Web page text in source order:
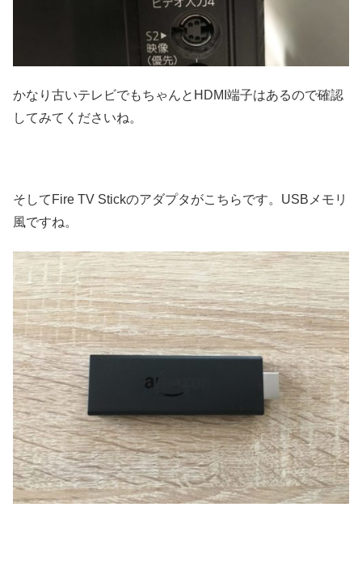
かなり古いテレビでもちゃんとHDMI端子はあるので確認
してみてくださいね。
そしてFire TV Stickのアダプタがこちらです。USBメモリ
風ですね。